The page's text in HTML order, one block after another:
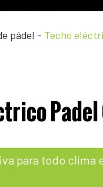
pádel - Techo
para todo clima